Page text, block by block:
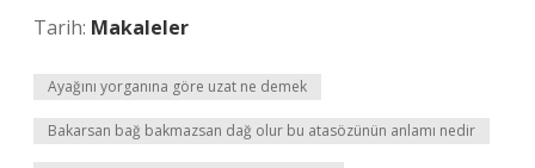
Tarih: Makaleler
Ayağını yorganına göre uzat ne demek
Bakarsan bağ bakmazsan dağ olur bu atasözünün anlamı nedir